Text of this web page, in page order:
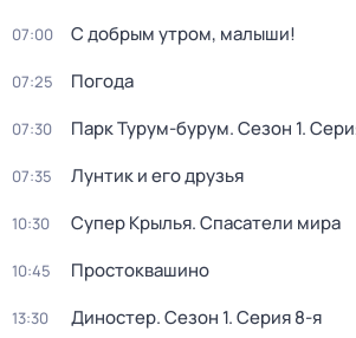
07:00 С добрым утром, малыши!
07:25 Погода
07:30 Парк Турум-бурум. Сезон 1.
07:35 Лунтик и его друзья
10:30 Супер Крылья. Спасатели мира
10:45 Простоквашино
13:30 Диностер. Сезон 1. Серия 8-я